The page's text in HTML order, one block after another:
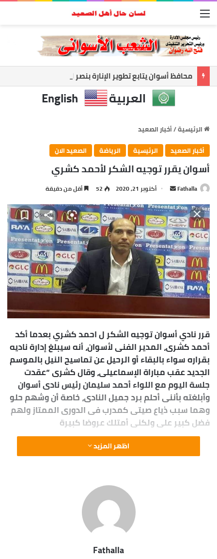
القائمة
العربية English
الرئيسية/أخبار الصعيد
أخبار الصعيد
الرئيسية الرياضة الصعيد الان
أسوان يقرر توجيه الشكر لأحمد كشري
Fathalla
أرسل
إلكترونيا
أكتوبر 21, 2020 52 أقل من دقيقة
قرر نادي أسوان توجيه الشكر ل احمد كشري بعدما أكد
أحمد كشرى، المدير الفنى لأسوان، أنه سيبلغ إدارة ناديه
بقراره سواء بالبقاء أو الرحيل عن تماسيح النيل بالموسم
الجديد عقب مباراة الإسماعيلى، وقال كشرى “عقدت
جلسة اليوم مع اللواء أحمد سليمان رئيس نادى أسوان
وأبلغته بأننى أحلم برد جميل النادى، خاصة أن وشهم حلو
وهما سبب ذياع صيتى كمدرب فى الدورى الممتاز ولهم
فضل كبير على ولكنى أمتلك عروضا كبيرة
اظهر المزيد
Fathalla